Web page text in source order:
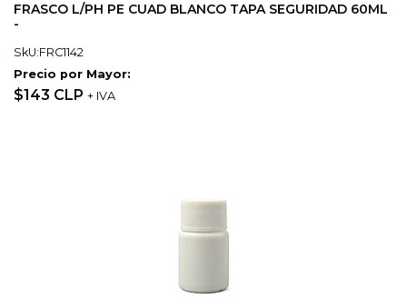
FRASCO L/PH PE CUAD BLANCO TAPA SEGURIDAD 60ML
-
SkU:FRC1142
Precio por Mayor:
$143 CLP + IVA